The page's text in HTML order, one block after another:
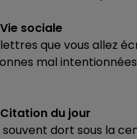
sociale
que vous allez
mal
du jour
dort sous la